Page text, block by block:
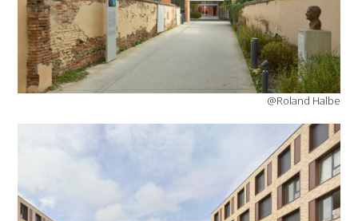
@Roland Halbe